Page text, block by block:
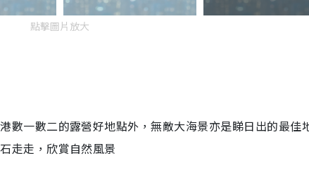
點擊圖片放大
數一數二的露營好地點外，無敵大海景亦是睇日出的最佳
走走，欣賞自然風景